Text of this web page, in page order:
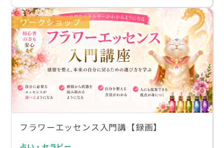
ワークショップ
フラワーエッセンス入門講【録画】